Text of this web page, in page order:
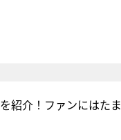
紹介！ファンにはた